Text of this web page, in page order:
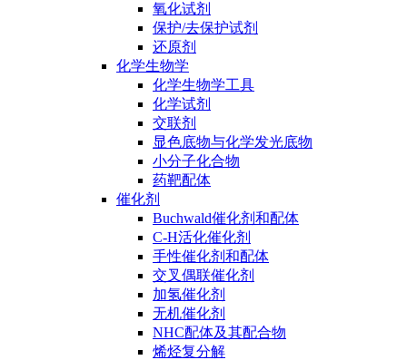
氧化试剂
保护/去保护试剂
还原剂
化学生物学
化学生物学工具
化学试剂
交联剂
显色底物与化学发光底物
小分子化合物
药靶配体
催化剂
Buchwald催化剂和配体
C-H活化催化剂
手性催化剂和配体
交叉偶联催化剂
加氢催化剂
无机催化剂
NHC配体及其配合物
烯烃复分解